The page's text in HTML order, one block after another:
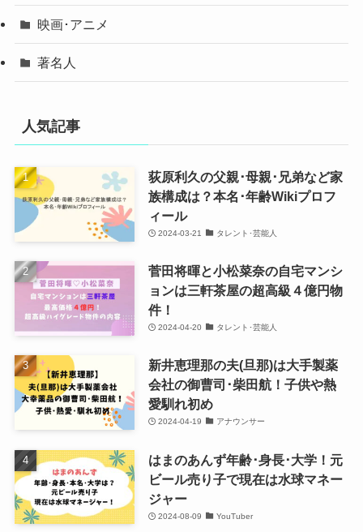
映画･アニメ
著名人
人気記事
荻原利久の父親･母親･兄弟など家
族構成は？本名･年齢Wikiプロフ
ィール
2024-03-21 タレント･芸能人
菅田将暉と小松菜奈の自宅マンシ
ョンは三軒茶屋の超高級４億円物
件！
2024-04-20 タレント･芸能人
新井恵理那の夫(旦那)は大手製薬
会社の御曹司･柴田航！子供や熱
愛馴れ初め
2024-04-19 アナウンサー
はまのあんず年齢･身長･大学！元
ビール売り子で現在は水球マネー
ジャー
2024-08-09 YouTuber